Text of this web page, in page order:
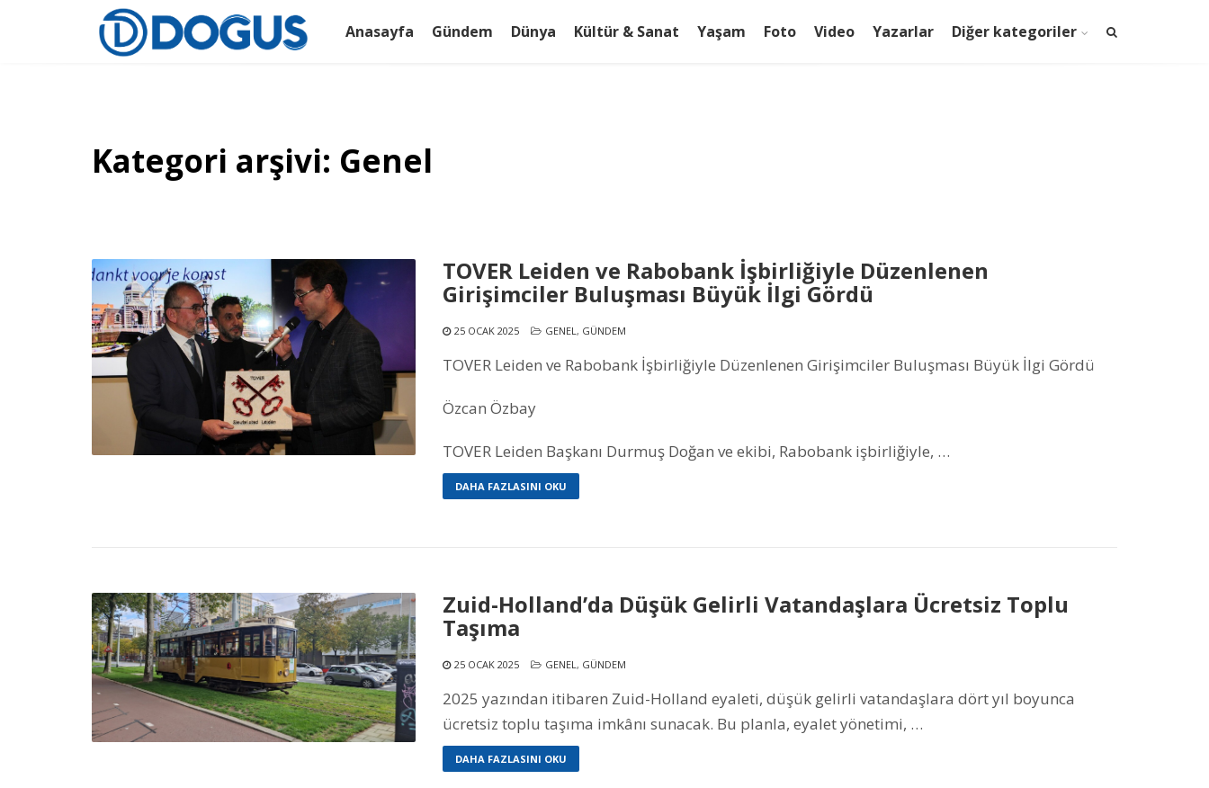
Anasayfa Gündem Dünya Kültür & Sanat Yaşam Foto Video Yazarlar Diğer kategoriler
Kategori arşivi: Genel
TOVER Leiden ve Rabobank İşbirliğiyle Düzenlenen
Girişimciler Buluşması Büyük İlgi Gördü
25 OCAK 2025 GENEL, GÜNDEM
TOVER Leiden ve Rabobank İşbirliğiyle Düzenlenen Girişimciler Buluşması Büyük İlgi Gördü
Özcan Özbay
TOVER Leiden Başkanı Durmuş Doğan ve ekibi, Rabobank işbirliğiyle, …
DAHA FAZLASINI OKU
Zuid-Holland’da Düşük Gelirli Vatandaşlara Ücretsiz Toplu
Taşıma
25 OCAK 2025 GENEL, GÜNDEM
2025 yazından itibaren Zuid-Holland eyaleti, düşük gelirli vatandaşlara dört yıl boyunca
ücretsiz toplu taşıma imkânı sunacak. Bu planla, eyalet yönetimi, …
DAHA FAZLASINI OKU